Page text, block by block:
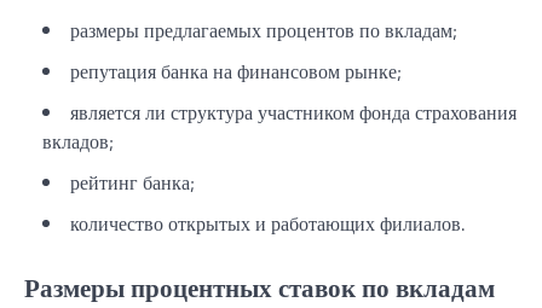
размеры предлагаемых процентов по вкладам;
репутация банка на финансовом рынке;
является ли структура участником фонда страхования
вкладов;
рейтинг банка;
количество открытых и работающих филиалов.
Размеры процентных ставок по вкладам